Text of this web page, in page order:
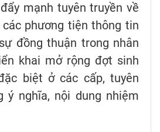
mạnh tuyên truyền về
phương tiện thông tin
đồng thuận trong nhân
khai mở rộng đợt sinh
biệt ở các cấp, tuyên
ý nghĩa, nội dung nhiệm